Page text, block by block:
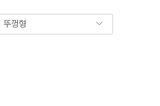
뚜껑형